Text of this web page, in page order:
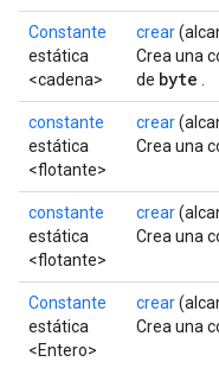
Constante
estática
<cadena>
crear
Crea una
de byte
constante
estática
<flotante>
crear
Crea una
constante
estática
<flotante>
crear
Crea una
Constante
estática
<Entero>
crear
Crea una